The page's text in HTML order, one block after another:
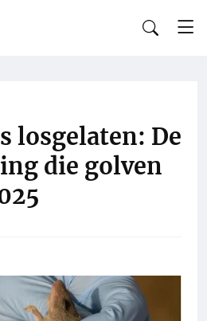
losgelaten: De
die golven